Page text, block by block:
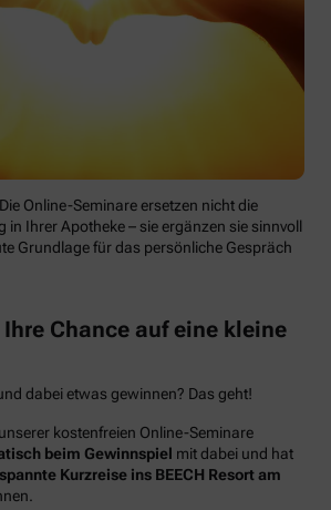
Die Online-Seminare ersetzen nicht die
in Ihrer Apotheke – sie ergänzen sie sinnvoll
Grundlage für das persönliche Gespräch
Chance auf eine kleine
dabei etwas gewinnen? Das geht!
kostenfreien Online-Seminare
beim Gewinnspiel mit dabei und hat
Kurzreise ins BEECH Resort am